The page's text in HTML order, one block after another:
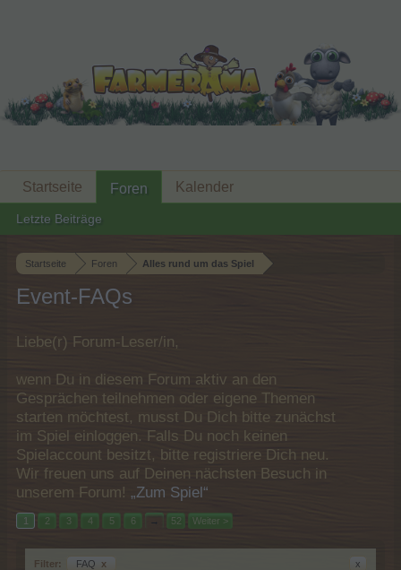
Startseite Foren Alles rund um das Spiel
Event-FAQs
Liebe(r) Forum-Leser/in,
wenn Du in diesem Forum aktiv an den
Gesprächen teilnehmen oder eigene Themen
starten möchtest, musst Du Dich bitte zunächst
im Spiel einloggen. Falls Du noch keinen
Spielaccount besitzt, bitte registriere Dich neu.
Wir freuen uns auf Deinen nächsten Besuch in
unserem Forum! „Zum Spiel“
1 2 3 4 5 6 → 52 Weiter >
Filter: FAQ x x
Startseite Foren
Letzte Beiträge
Kalender